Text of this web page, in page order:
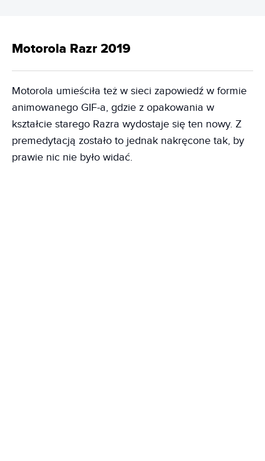
Motorola Razr 2019
Motorola umieściła też w sieci zapowiedź w formie
animowanego GIF-a, gdzie z opakowania w
kształcie starego Razra wydostaje się ten nowy. Z
premedytacją zostało to jednak nakręcone tak, by
prawie nic nie było widać.